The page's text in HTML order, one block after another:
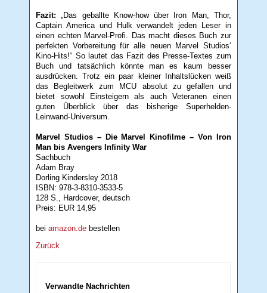
Fazit: „Das geballte Know-how über Iron Man, Thor,
Captain America und Hulk verwandelt jeden Leser in
einen echten Marvel-Profi. Das macht dieses Buch zur
perfekten Vorbereitung für alle neuen Marvel Studios‘
Kino-Hits!“ So lautet das Fazit des Presse-Textes zum
Buch und tatsächlich könnte man es kaum besser
ausdrücken. Trotz ein paar kleiner Inhaltslücken weiß
das Begleitwerk zum MCU absolut zu gefallen und
bietet sowohl Einsteigern als auch Veteranen einen
guten Überblick über das bisherige Superhelden-
Leinwand-Universum.
Marvel Studios – Die Marvel Kinofilme – Von Iron
Man bis Avengers Infinity War
Sachbuch
Adam Bray
Dorling Kindersley 2018
ISBN: 978-3-8310-3533-5
128 S., Hardcover, deutsch
Preis: EUR 14,95
beiamazon.de bestellen
Zurück
Verwandte Nachrichten